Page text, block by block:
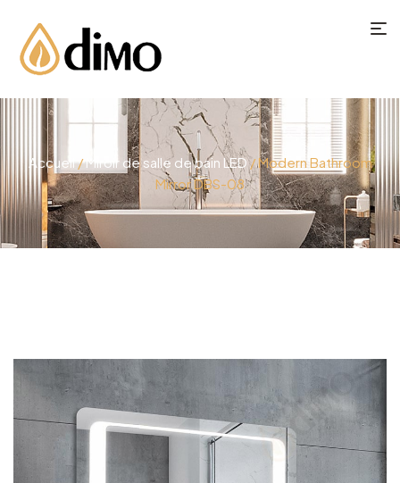
Accueil/Miroir de salle de bain LED/ Modern Bathroom
Mirror DBS-08